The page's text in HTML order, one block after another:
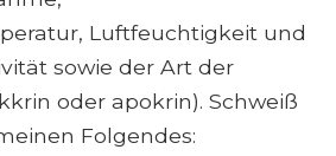
Luftfeuchtigkeit und
sowie der Art der
oder apokrin). Schweiß
Folgendes: